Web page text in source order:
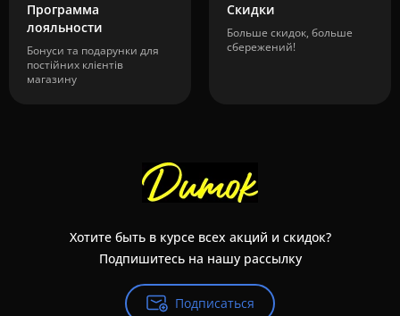
Программа
лояльности
Бонуси та подарунки для
постійних клієнтів
магазину
Скидки
Больше скидок, больше
сбережений!
Хотите быть в курсе всех акций и скидок?
Подпишитесь на нашу рассылку
Подписаться